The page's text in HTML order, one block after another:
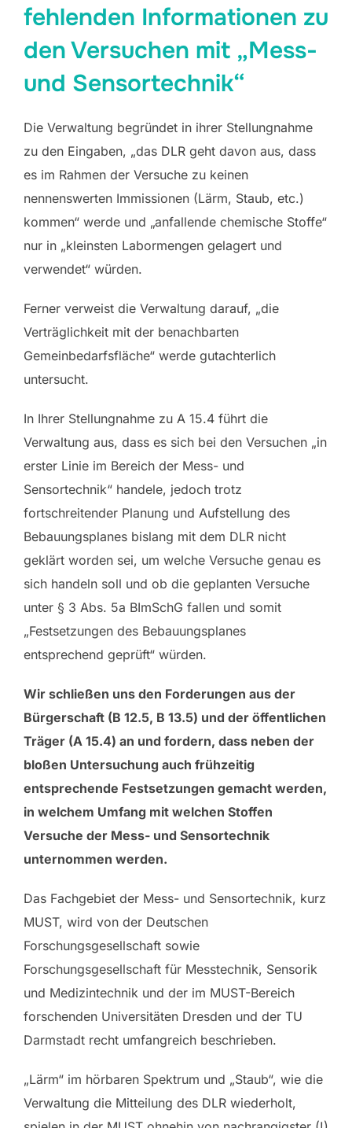
fehlenden Informationen zu
den Versuchen mit „Mess-
und Sensortechnik“
Die Verwaltung begründet in ihrer Stellungnahme
zu den Eingaben, „das DLR geht davon aus, dass
es im Rahmen der Versuche zu keinen
nennenswerten Immissionen (Lärm, Staub, etc.)
kommen“ werde und „anfallende chemische Stoffe“
nur in „kleinsten Labormengen gelagert und
verwendet“ würden.
Ferner verweist die Verwaltung darauf, „die
Verträglichkeit mit der benachbarten
Gemeinbedarfsfläche“ werde gutachterlich
untersucht.
In Ihrer Stellungnahme zu A 15.4 führt die
Verwaltung aus, dass es sich bei den Versuchen „in
erster Linie im Bereich der Mess- und
Sensortechnik“ handele, jedoch trotz
fortschreitender Planung und Aufstellung des
Bebauungsplanes bislang mit dem DLR nicht
geklärt worden sei, um welche Versuche genau es
sich handeln soll und ob die geplanten Versuche
unter § 3 Abs. 5a BImSchG fallen und somit
„Festsetzungen des Bebauungsplanes
entsprechend geprüft“ würden.
Wir schließen uns den Forderungen aus der
Bürgerschaft (B 12.5, B 13.5) und der öffentlichen
Träger (A 15.4) an und fordern, dass neben der
bloßen Untersuchung auch frühzeitig
entsprechende Festsetzungen gemacht werden,
in welchem Umfang mit welchen Stoffen
Versuche der Mess- und Sensortechnik
unternommen werden.
Das Fachgebiet der Mess- und Sensortechnik, kurz
MUST, wird von der Deutschen
Forschungsgesellschaft sowie
Forschungsgesellschaft für Messtechnik, Sensorik
und Medizintechnik und der im MUST-Bereich
forschenden Universitäten Dresden und der TU
Darmstadt recht umfangreich beschrieben.
„Lärm“ im hörbaren Spektrum und „Staub“, wie die
Verwaltung die Mitteilung des DLR wiederholt,